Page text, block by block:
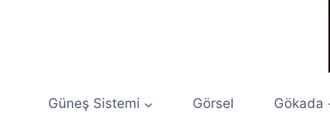
Güneş Sistemi Görsel Gökada